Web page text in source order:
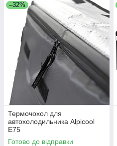
–32%
Термочохол для
автохолодильника Alpicool
E75
Готово до відправки